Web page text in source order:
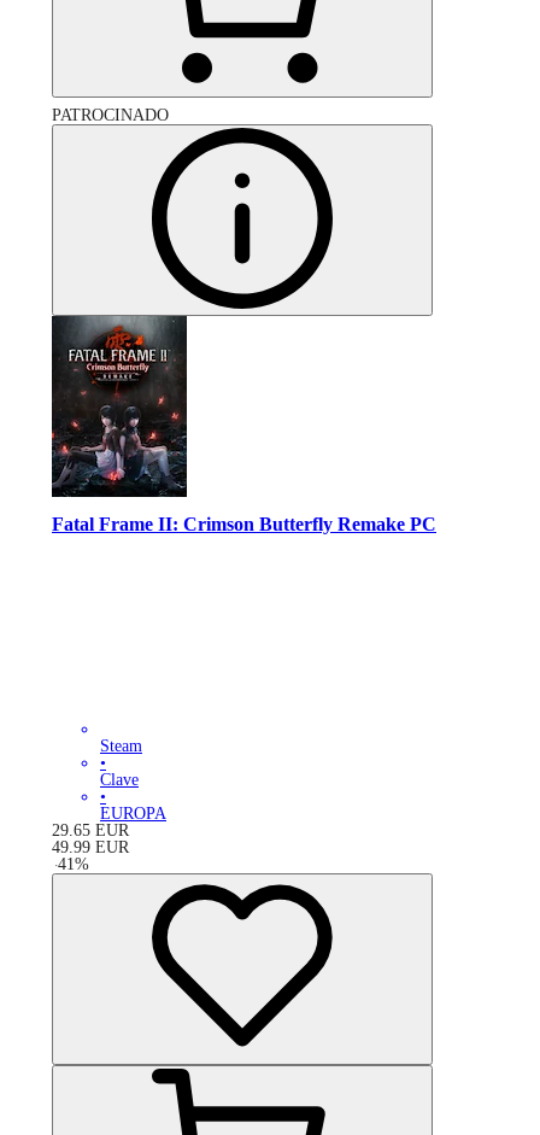
PATROCINADO
Fatal Frame II: Crimson Butterfly Remake PC
Steam
•
Clave
•
EUROPA
29.65 EUR
49.99 EUR
-41%